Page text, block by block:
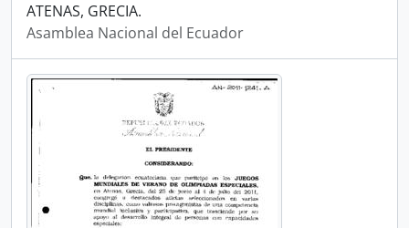
ATENAS, GRECIA.
Asamblea Nacional del Ecuador